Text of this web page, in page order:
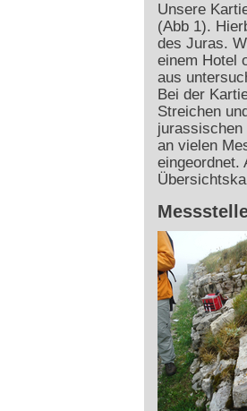
Unsere
(Abb 1).
des Juras.
einem Hotel
aus
Bei der
Streichen
jurassischen
an vielen
eingeordnet.